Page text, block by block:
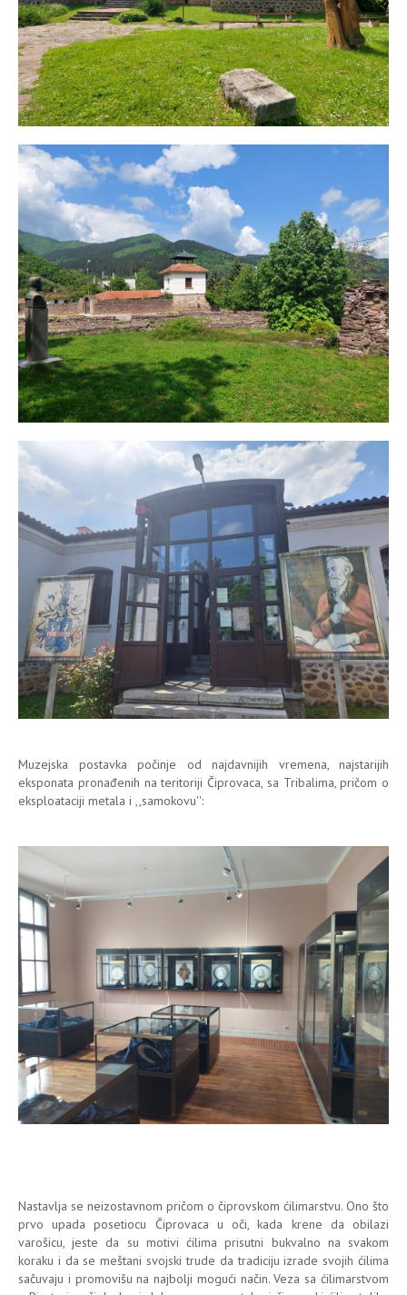
Muzejska postavka počinje od najdavnijih vremena, najstarijih
eksponata pronađenih na teritoriji Čiprovaca, sa Tribalima, pričom o
eksploataciji metala i ,,samokovu'':
Nastavlja se neizostavnom pričom o čiprovskom ćilimarstvu. Ono što
prvo upada posetiocu Čiprovaca u oči, kada krene da obilazi
varošicu, jeste da su motivi ćilima prisutni bukvalno na svakom
koraku i da se meštani svojski trude da tradiciju izrade svojih ćilima
sačuvaju i promovišu na najbolji mogući način. Veza sa ćilimarstvom